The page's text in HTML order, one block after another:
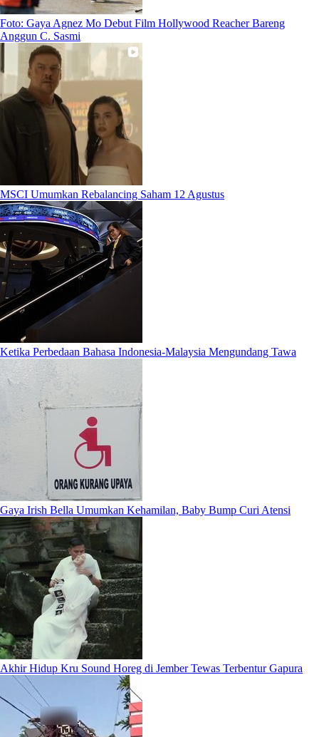
Foto: Gaya Agnez Mo Debut Film Hollywood Reacher Bareng
Anggun C. Sasmi
MSCI Umumkan Rebalancing Saham 12 Agustus
Ketika Perbedaan Bahasa Indonesia-Malaysia Mengundang Tawa
Gaya Irish Bella Umumkan Kehamilan, Baby Bump Curi Atensi
Akhir Hidup Kru Sound Horeg di Jember Tewas Terbentur Gapura